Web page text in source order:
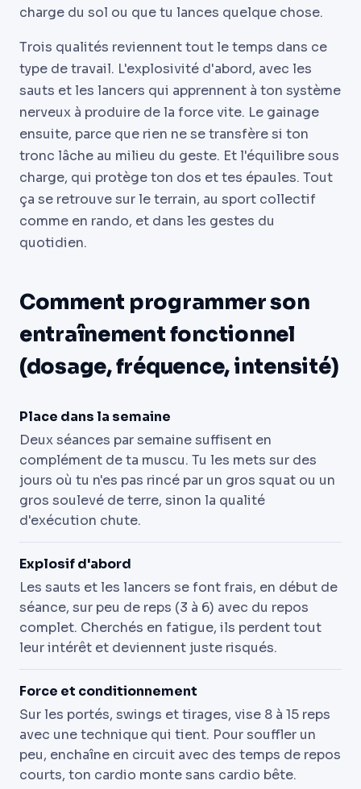
charge du sol ou que tu lances quelque chose.
Trois qualités reviennent tout le temps dans ce
type de travail. L'explosivité d'abord, avec les
sauts et les lancers qui apprennent à ton système
nerveux à produire de la force vite. Le gainage
ensuite, parce que rien ne se transfère si ton
tronc lâche au milieu du geste. Et l'équilibre sous
charge, qui protège ton dos et tes épaules. Tout
ça se retrouve sur le terrain, au sport collectif
comme en rando, et dans les gestes du
quotidien.
Comment programmer son
entraînement fonctionnel
(dosage, fréquence, intensité)
Place dans la semaine
Deux séances par semaine suffisent en
complément de ta muscu. Tu les mets sur des
jours où tu n'es pas rincé par un gros squat ou un
gros soulevé de terre, sinon la qualité
d'exécution chute.
Explosif d'abord
Les sauts et les lancers se font frais, en début de
séance, sur peu de reps (3 à 6) avec du repos
complet. Cherchés en fatigue, ils perdent tout
leur intérêt et deviennent juste risqués.
Force et conditionnement
Sur les portés, swings et tirages, vise 8 à 15 reps
avec une technique qui tient. Pour souffler un
peu, enchaîne en circuit avec des temps de repos
courts, ton cardio monte sans cardio bête.